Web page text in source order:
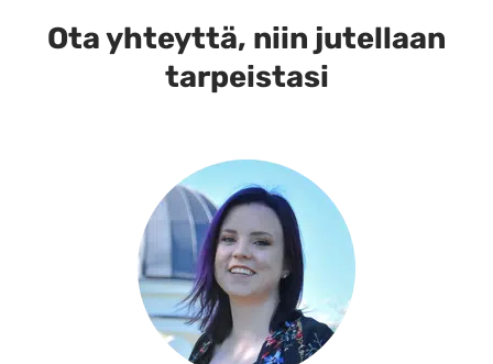
Ota yhteyttä, niin jutellaan
tarpeistasi